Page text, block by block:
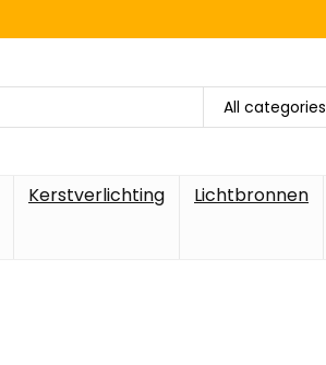
All categories
Kerstverlichting Lichtbronnen